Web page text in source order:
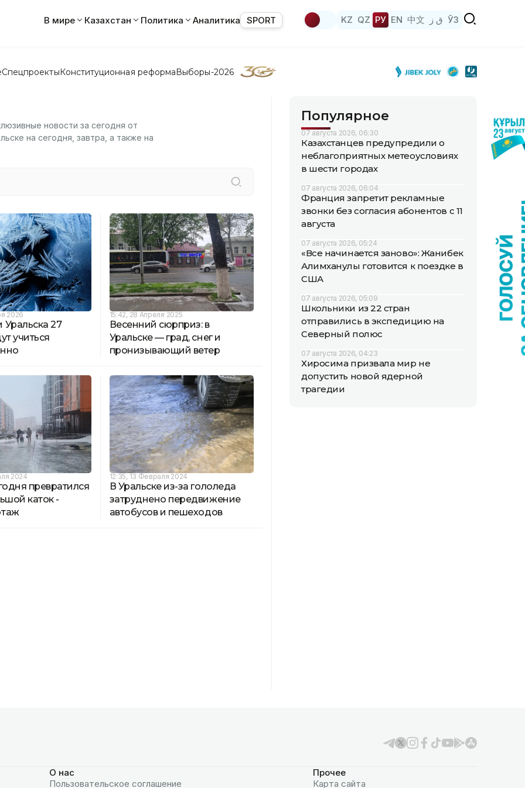
В мире Казахстан Политика Аналитика SPORT KZ QZ РУ EN 中文 ق ز ЎЗ
СпецпроектыКонституционная реформаВыборы-2026
новости за сегодня от
на сегодня, завтра, а также на
2026
27
учиться
15:42, 28 Апреля 2025
Весенний сюрприз: в
Уральске — град, снег и
пронизывающий ветер
2024
превратился
каток -
12:35, 13 Февраля 2024
В Уральске из-за гололеда
затруднено передвижение
автобусов и пешеходов
Популярное
07 августа 2026, 06:30
Казахстанцев предупредили о
неблагоприятных метеоусловиях
в шести городах
07 августа 2026, 06:04
Франция запретит рекламные
звонки без согласия абонентов с 11
августа
07 августа 2026, 05:24
«Все начинается заново»: Жанибек
Алимханулы готовится к поездке в
США
07 августа 2026, 05:09
Школьники из 22 стран
отправились в экспедицию на
Северный полюс
07 августа 2026, 04:23
Хиросима призвала мир не
допустить новой ядерной
трагедии
О нас
Пользовательское соглашение
Прочее
Карта сайта